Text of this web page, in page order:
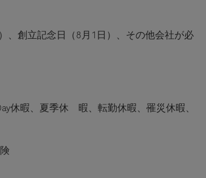
、創立記念日（8月1日）、その他会社が必
休暇、夏季休 暇、転勤休暇、罹災休暇、